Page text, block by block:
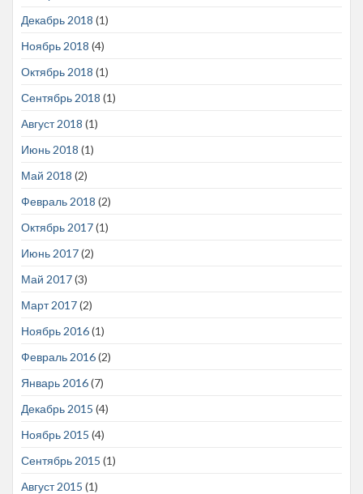
Декабрь 2018 (1)
Ноябрь 2018 (4)
Октябрь 2018 (1)
Сентябрь 2018 (1)
Август 2018 (1)
Июнь 2018 (1)
Май 2018 (2)
Февраль 2018 (2)
Октябрь 2017(1)
Июнь 2017(2)
Май 2017(3)
Март 2017(2)
Ноябрь 2016(1)
Февраль 2016(2)
Январь 2016(7)
Декабрь 2015 (4)
Ноябрь 2015 (4)
Сентябрь 2015 (1)
Август 2015 (1)